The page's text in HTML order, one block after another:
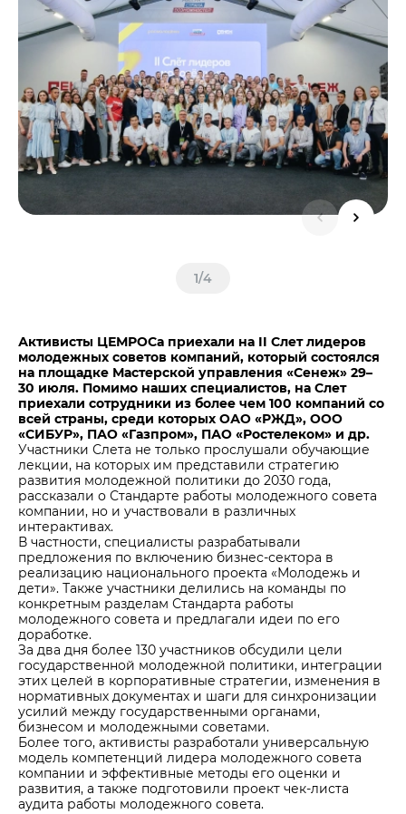
1/4
Активисты ЦЕМРОСа приехали на II Слет лидеров
молодежных советов компаний, который состоялся
на площадке Мастерской управления «Сенеж» 29–
30 июля. Помимо наших специалистов, на Слет
приехали сотрудники из более чем 100 компаний со
всей страны, среди которых ОАО «РЖД», ООО
«СИБУР», ПАО «Газпром», ПАО «Ростелеком» и др.
Участники Слета не только прослушали обучающие
лекции, на которых им представили стратегию
развития молодежной политики до 2030 года,
рассказали о Стандарте работы молодежного совета
компании, но и участвовали в различных
интерактивах.
В частности, специалисты разрабатывали
предложения по включению бизнес-сектора в
реализацию национального проекта «Молодежь и
дети». Также участники делились на команды по
конкретным разделам Стандарта работы
молодежного совета и предлагали идеи по его
доработке.
За два дня более 130 участников обсудили цели
государственной молодежной политики, интеграции
этих целей в корпоративные стратегии, изменения в
нормативных документах и шаги для синхронизации
усилий между государственными органами,
бизнесом и молодежными советами.
Более того, активисты разработали универсальную
модель компетенций лидера молодежного совета
компании и эффективные методы его оценки и
развития, а также подготовили проект чек-листа
аудита работы молодежного совета.
Центры дистрибуции
Реализация ТМЦ и непрофильных активов
Политика в области закупок
В помощь поставщику
Не только цемент
Люди ЦЕМРОСа
Технологии и тренды
Издание для клиентов
Аналитика цементной отрасли
Медиабанк
Контакты